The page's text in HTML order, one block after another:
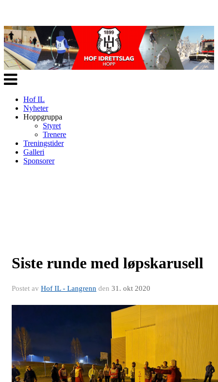
Veksle
navigasjon
Hof IL
Nyheter
Hoppgruppa
Styret
Trenere
Treningstider
Galleri
Sponsorer
Siste runde med løpskarusell
Postet av Hof IL - Langrenn den 31. okt 2020